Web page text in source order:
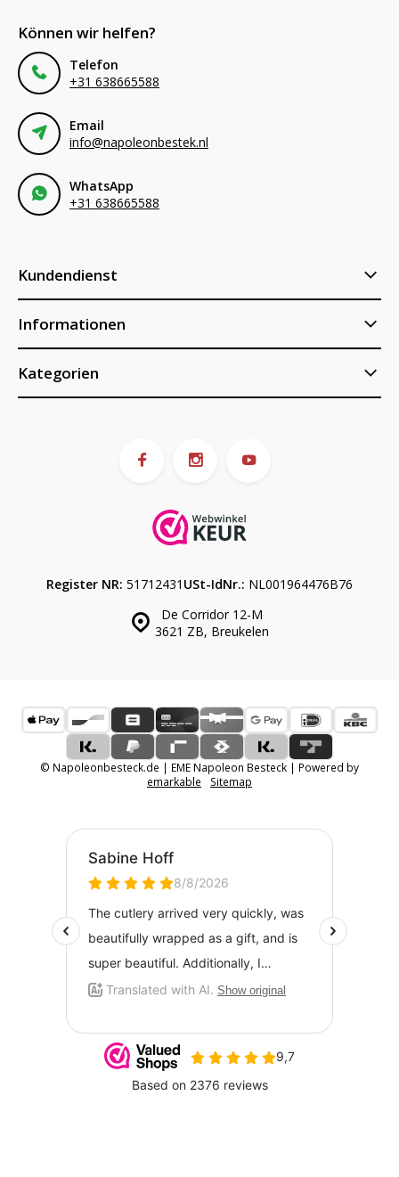
Können wir helfen?
Telefon
+31 638665588
Email
info@napoleonbestek.nl
WhatsApp
+31 638665588
Kundendienst
Informationen
Kategorien
De Corridor 12-M
3621 ZB, Breukelen
Register NR: 51712431 USt-IdNr.: NL001964476B76
© Napoleonbesteck.de | EME Napoleon Besteck | Powered by
emarkable
Sitemap